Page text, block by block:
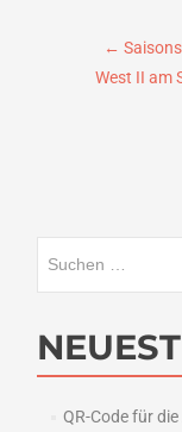
←
West II am
QR-Code für